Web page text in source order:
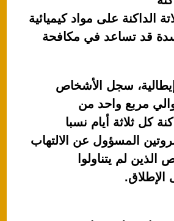
الداكنة على مواد كيميائية
قد تساعد في مكافحة
سجل الأشخاص
مربع واحد من
كل ثلاثة أيام نسبا
المسؤول عن الالتهاب
الذين لم يتناولوا
الإطلاق.